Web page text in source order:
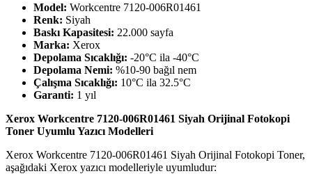
Model: Workcentre 7120-006R01461
Renk: Siyah
Baskı Kapasitesi: 22.000 sayfa
Marka: Xerox
Depolama Sıcaklığı: -20°C ila -40°C
Depolama Nemi: %10-90 bağıl nem
Çalışma Sıcaklığı: 10°C ila 32.5°C
Garanti: 1 yıl
Xerox Workcentre 7120-006R01461 Siyah Orijinal Fotokopi
Toner Uyumlu Yazıcı Modelleri
Xerox Workcentre 7120-006R01461 Siyah Orijinal Fotokopi Toner,
aşağıdaki Xerox yazıcı modelleriyle uyumludur: